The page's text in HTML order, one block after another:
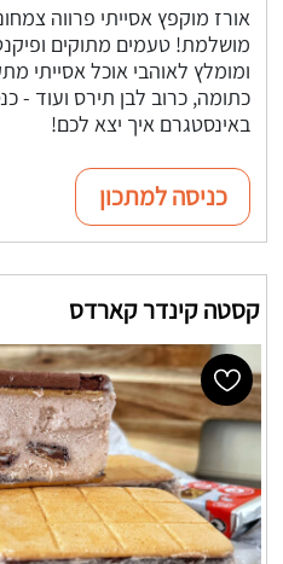
אורז מוקפץ אסייתי פרווה
מושלמת! טעמים מתוקים
ומומלץ לאוהבי אוכל אסייתי
כתומה, כרוב לבן תירס ועוד -
באינסטגרם איך יצא לכם!
כניסה למתכון
קסטה קינדר קארדס